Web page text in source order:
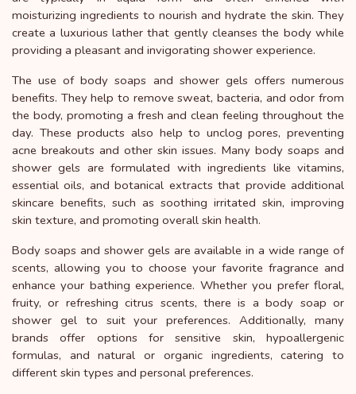
moisturizing ingredients to nourish and hydrate the skin. They
create a luxurious lather that gently cleanses the body while
providing a pleasant and invigorating shower experience.
The use of body soaps and shower gels offers numerous
benefits. They help to remove sweat, bacteria, and odor from
the body, promoting a fresh and clean feeling throughout the
day. These products also help to unclog pores, preventing
acne breakouts and other skin issues. Many body soaps and
shower gels are formulated with ingredients like vitamins,
essential oils, and botanical extracts that provide additional
skincare benefits, such as soothing irritated skin, improving
skin texture, and promoting overall skin health.
Body soaps and shower gels are available in a wide range of
scents, allowing you to choose your favorite fragrance and
enhance your bathing experience. Whether you prefer floral,
fruity, or refreshing citrus scents, there is a body soap or
shower gel to suit your preferences. Additionally, many
brands offer options for sensitive skin, hypoallergenic
formulas, and natural or organic ingredients, catering to
different skin types and personal preferences.